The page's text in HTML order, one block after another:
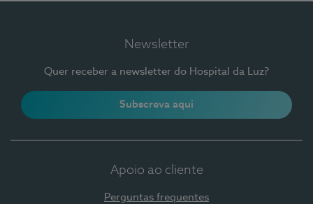
Newsletter
Quer receber a newsletter do Hospital da Luz?
Subscreva aqui
Apoio ao cliente
Perguntas frequentes